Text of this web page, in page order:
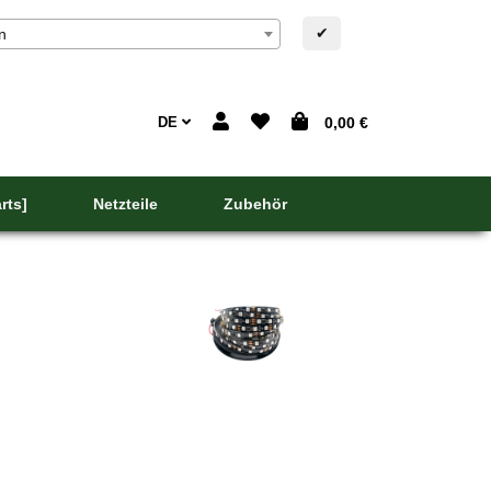
✔
DE 0,00 €
Netzteile Zubehör
Die Ansteuerung kann z.B. über die